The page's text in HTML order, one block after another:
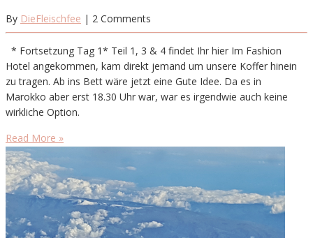
By DieFleischfee | 2 Comments
* Fortsetzung Tag 1* Teil 1, 3 & 4 findet Ihr hier Im Fashion
Hotel angekommen, kam direkt jemand um unsere Koffer hinein
zu tragen. Ab ins Bett wäre jetzt eine Gute Idee. Da es in
Marokko aber erst 18.30 Uhr war, war es irgendwie auch keine
wirkliche Option.
Read More »